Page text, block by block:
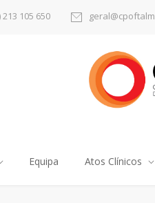
213 105 650
Equipa Atos Clínicos